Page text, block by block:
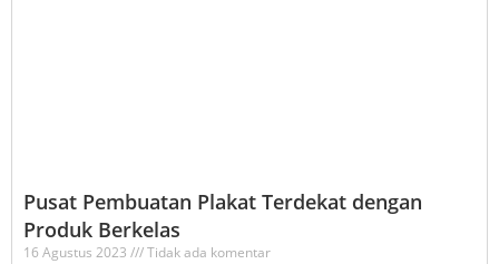
Pusat Pembuatan Plakat Terdekat dengan
Produk Berkelas
16 Agustus 2023 Tidak ada komentar